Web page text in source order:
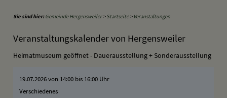
Sie sind hier: Gemeinde Hergensweiler>Startseite> Veranstaltungen
Veranstaltungskalender von Hergensweiler
Heimatmuseum geöffnet - Dauerausstellung + Sonderausstellung
19.07.2026 von 14:00 bis 16:00 Uhr
Verschiedenes